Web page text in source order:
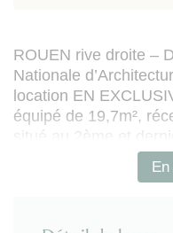
ROUEN rive droite –
Nationale
location EN
équipé de 19,7m²,
situé au 2ème et
sécurisée, et
- pièce de vie avec